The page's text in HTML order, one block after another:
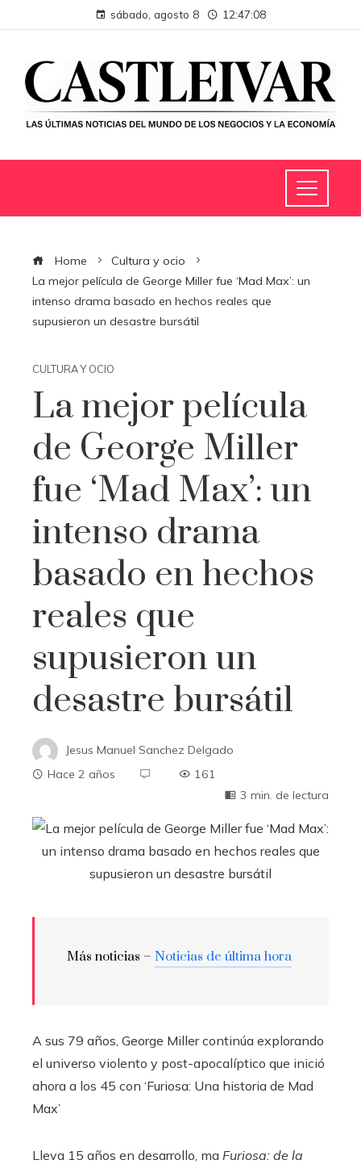
sábado, agosto 8 12:47:09
Home
Cultura y ocio
La mejor película de George Miller fue ‘Mad Max’: un
intenso drama basado en hechos reales que
supusieron un desastre bursátil
CULTURA Y OCIO
La mejor película
de George Miller
fue ‘Mad Max’: un
intenso drama
basado en hechos
reales que
supusieron un
desastre bursátil
Jesus Manuel Sanchez Delgado
Hace 2 años
161
3 min. de lectura
Más noticias – Noticias de última hora
A sus 79 años, George Miller continúa explorando
el universo violento y post-apocalíptico que inició
ahora a los 45 con ‘Furiosa: Una historia de Mad
Max’
Lleva 15 años en desarrollo, ma Furiosa: de la